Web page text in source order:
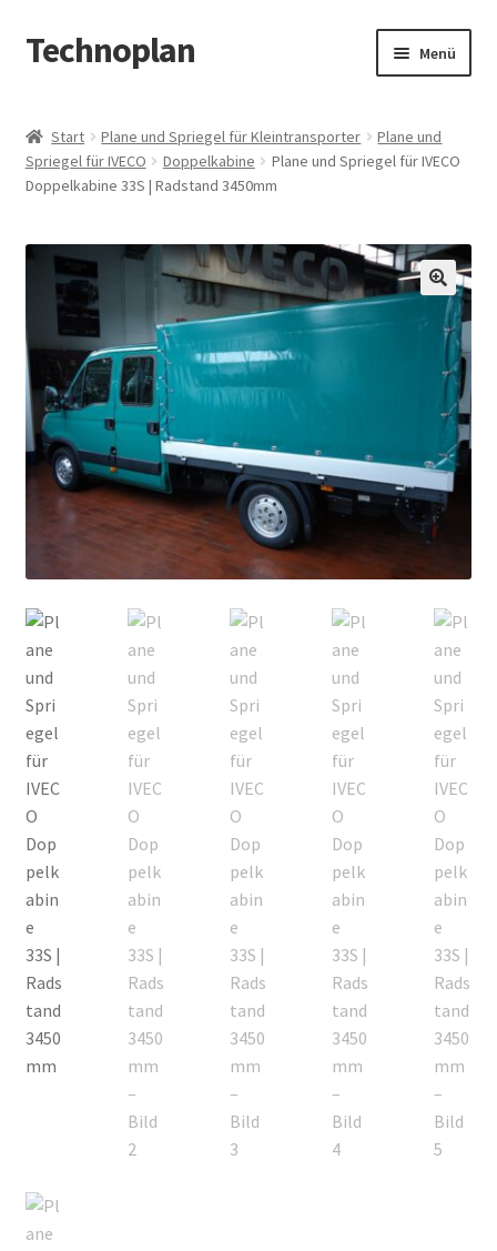
Zur
Navigation
Zum
Inhalt
Technoplan Menü
AGB
Impressum
Kasse
Warenkorb
Start Plane und Spriegel für Kleintransporter
Plane und
Spriegel für IVECO
Doppelkabine
Plane und Spriegel für IVECO
Doppelkabine 33S | Radstand 3450mm
🔍